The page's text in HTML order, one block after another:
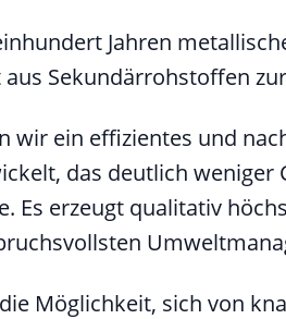
Jahren
Sekundärrohstoffen
wir ein effizientes und
das deutlich weniger
Es erzeugt qualitativ
Möglichkeit, sich von